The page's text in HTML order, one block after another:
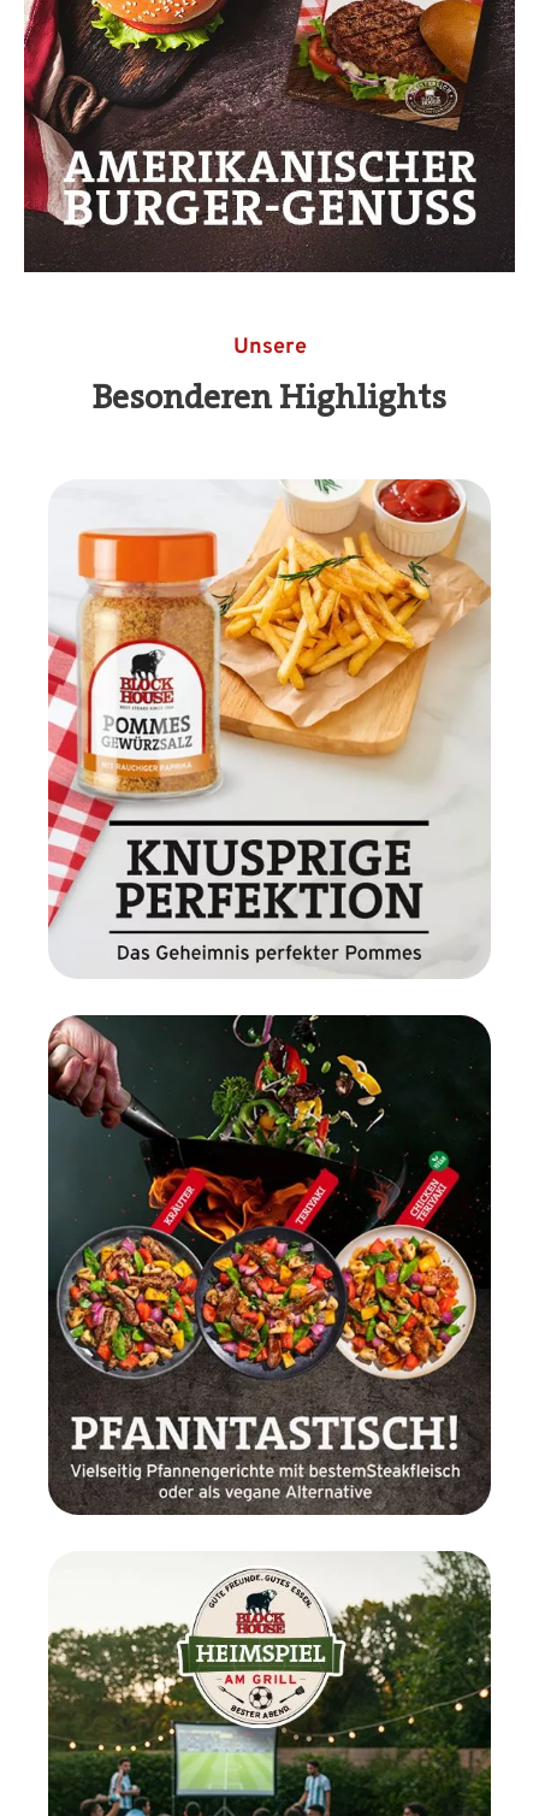
Unsere
Besonderen Highlights